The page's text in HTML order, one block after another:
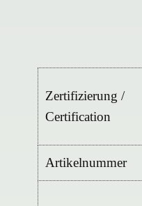
Zertifizierung /
Certification
Artikelnummer